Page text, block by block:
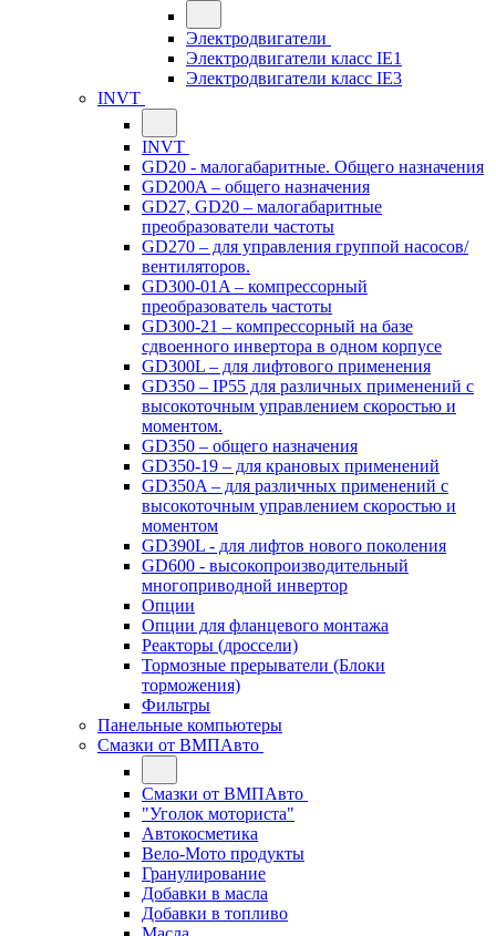
Электродвигатели
Электродвигатели класс IE1
Электродвигатели класс IE3
INVT
INVT
GD20 - малогабаритные. Общего назначения
GD200A – общего назначения
GD27, GD20 – малогабаритные
преобразователи частоты
GD270 – для управления группой насосов/
вентиляторов.
GD300-01A – компрессорный
преобразователь частоты
GD300-21 – компрессорный на базе
сдвоенного инвертора в одном корпусе
GD300L – для лифтового применения
GD350 – IP55 для различных применений с
высокоточным управлением скоростью и
моментом.
GD350 – общего назначения
GD350-19 – для крановых применений
GD350A – для различных применений с
высокоточным управлением скоростью и
моментом
GD390L - для лифтов нового поколения
GD600 - высокопроизводительный
многоприводной инвертор
Опции
Опции для фланцевого монтажа
Реакторы (дроссели)
Тормозные прерыватели (Блоки
торможения)
Фильтры
Панельные компьютеры
Смазки от ВМПАвто
Смазки от ВМПАвто
"Уголок моториста"
Автокосметика
Вело-Мото продукты
Гранулирование
Добавки в масла
Добавки в топливо